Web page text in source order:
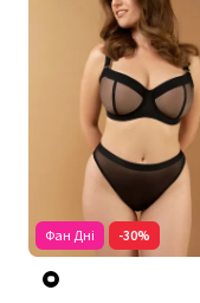
Фан Дні -30%